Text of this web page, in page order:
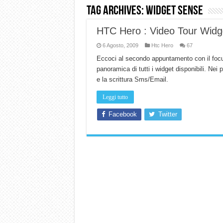
Dashcam 70mai A810 Lite:
NON Crederai a quanta
Cecotec Millor, recensione
Chi l’ha detto che gli
BENKS OMNIWARRIOR:
Brondi Amico VERO 4G :
Tag Archives:widget sense
HTC Hero : Video Tour
6 Agosto, 2009 Htc Hero 67
Eccoci al secondo appuntamento con il
panoramica di tutti i widget disponibili. Nei
e la scrittura Sms/Email.
Leggi tutto
Facebook Twitter